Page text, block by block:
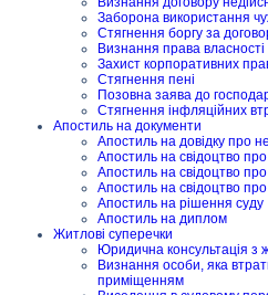
Заборона використання
Стягнення боргу за
Визнання права власності
Захист корпоративних
Стягнення пені
Позовна заява до
Стягнення інфляційних
Апостиль на документи
Апостиль на довідку про
Апостиль на свідоцтво
Апостиль на свідоцтво
Апостиль на свідоцтво
Апостиль на рішення суду
Апостиль на диплом
Житлові суперечки
Юридична консультація з
Визнання особи, яка
приміщенням